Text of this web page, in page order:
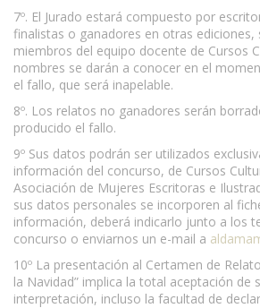
7º. El Jurado estará compuesto por
finalistas o ganadores en otras ediciones,
miembros del equipo docente de Cursos
nombres se darán a conocer en el
el fallo, que será inapelable.
8º. Los relatos no ganadores serán
producido el fallo.
9º Sus datos podrán ser utilizados
información del concurso, de Cursos
Asociación de Mujeres Escritoras e
sus datos personales se incorporen al
información, deberá indicarlo junto a los
concurso o enviarnos un e-mail a
10º La presentación al Certamen de
la Navidad” implica la total aceptación de
interpretación, incluso la facultad de